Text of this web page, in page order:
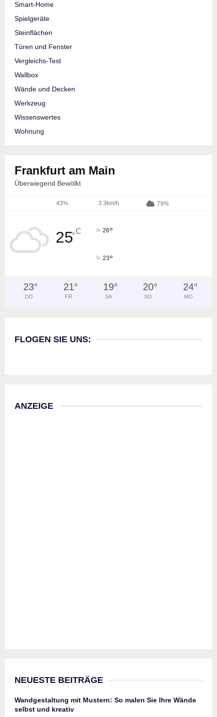
Smart-Home
Spielgeräte
Steinflächen
Türen und Fenster
Vergleichs-Test
Wallbox
Wände und Decken
Werkzeug
Wissenswertes
Wohnung
Frankfurt am Main
Überwiegend Bewölkt
43% 3.3km/h 79%
25°C 26°
23°
23°
DO
21°
FR
19°
SA
20°
SO
24°
MO
FLOGEN SIE UNS:
ANZEIGE
NEUESTE BEITRÄGE
Wandgestaltung mit Mustern: So malen Sie Ihre Wände
selbst und kreativ